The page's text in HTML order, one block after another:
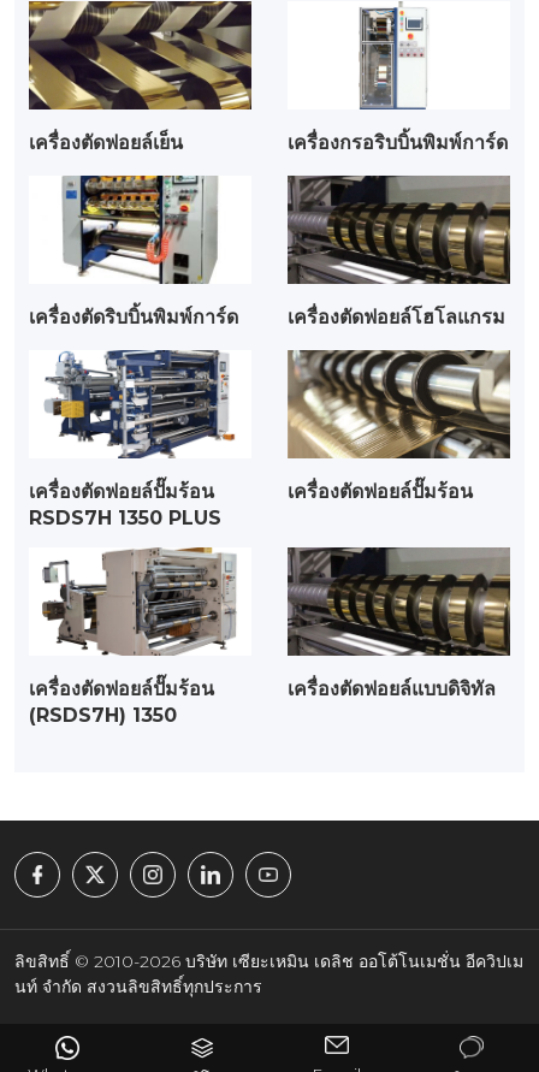
เครื่องตัดฟอยล์เย็น เครื่องกรอริบบิ้นพิมพ์การ์ด
เครื่องตัดริบบิ้นพิมพ์การ์ด เครื่องตัดฟอยล์โฮโลแกรม
เครื่องตัดฟอยล์ปั๊มร้อน
RSDS7H 1350 PLUS
เครื่องตัดฟอยล์ปั๊มร้อน
เครื่องตัดฟอยล์ปั๊มร้อน
(RSDS7H) 1350
เครื่องตัดฟอยล์แบบดิจิทัล
ลิขสิทธิ์ © 2010-2026 บริษัท เซียะเหมิน เดลิช ออโต้โนเมชั่น อีควิปเม
นท์ จำกัด สงวนลิขสิทธิ์ทุกประการ